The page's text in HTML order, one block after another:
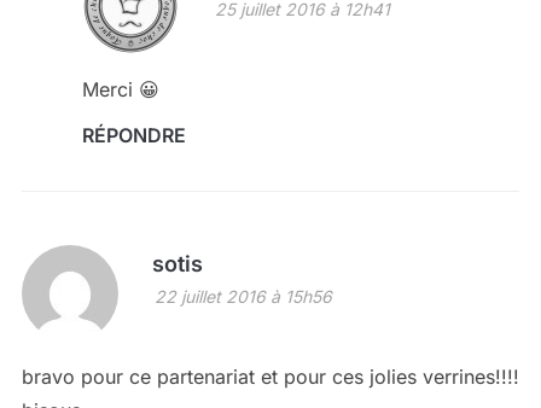
25 juillet 2016 à 12h41
Merci 😀
RÉPONDRE
sotis
22 juillet 2016 à 15h56
bravo pour ce partenariat et pour ces jolies verrines!!!!